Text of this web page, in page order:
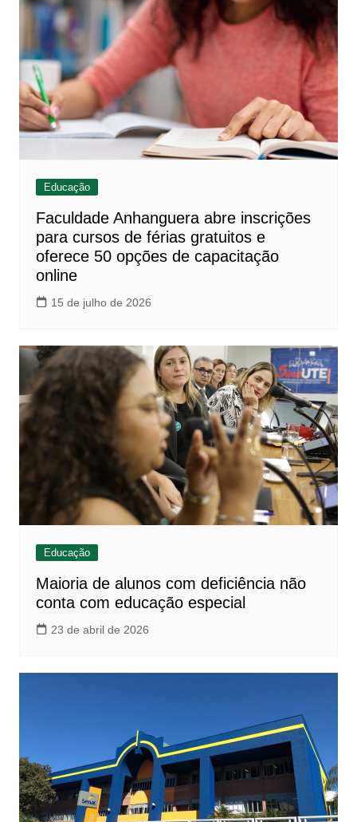
Educação
Faculdade Anhanguera abre inscrições
para cursos de férias gratuitos e
oferece 50 opções de capacitação
online
15 de julho de 2026
Educação
Maioria de alunos com deficiência não
conta com educação especial
23 de abril de 2026